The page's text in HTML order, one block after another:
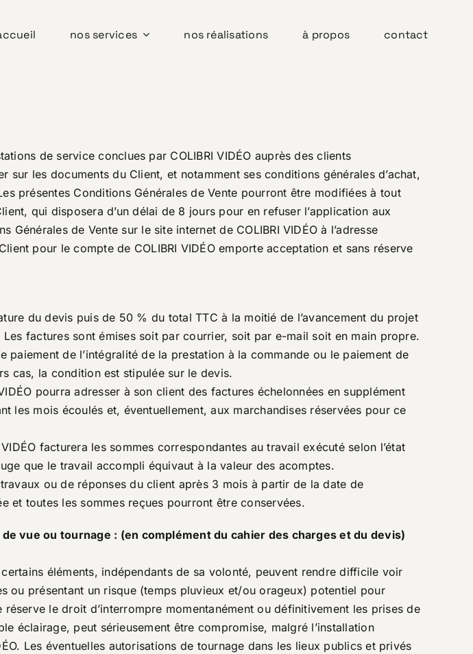
nos services nos réalisations à propos contact
de service conclues par COLIBRI VIDÉO auprès des clients
les documents du Client, et notamment ses conditions générales d’achat,
présentes Conditions Générales de Vente pourront être modifiées à tout
qui disposera d’un délai de 8 jours pour en refuser l’application aux
de Vente sur le site internet de COLIBRI VIDÉO à l’adresse
pour le compte de COLIBRI VIDÉO emporte acceptation et sans réserve
du devis puis de 50 % du total TTC à la moitié de l’avancement du projet
factures sont émises soit par courrier, soit par e-mail soit en main propre.
paiement de l’intégralité de la prestation à la commande ou le paiement de
cas, la condition est stipulée sur le devis.
pourra adresser à son client des factures échelonnées en supplément
les mois écoulés et, éventuellement, aux marchandises réservées pour ce
facturera les sommes correspondantes au travail exécuté selon l’état
que le travail accompli équivaut à la valeur des acomptes.
ou de réponses du client après 3 mois à partir de la date de
et toutes les sommes reçues pourront être conservées.
vue ou tournage : (en complément du cahier des charges et du devis)
éléments, indépendants de sa volonté, peuvent rendre difficile voir
ou présentant un risque (temps pluvieux et/ou orageux) potentiel pour
réserve le droit d’interrompre momentanément ou définitivement les prises de
éclairage, peut sérieusement être compromise, malgré l’installation
Les éventuelles autorisations de tournage dans les lieux publics et privés